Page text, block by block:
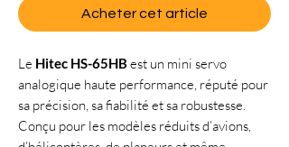
Acheter cet article
Le Hitec HS-65HB est un mini servo
analogique haute performance, réputé pour
sa précision, sa fiabilité et sa robustesse.
Conçu pour les modèles réduits d’avions,